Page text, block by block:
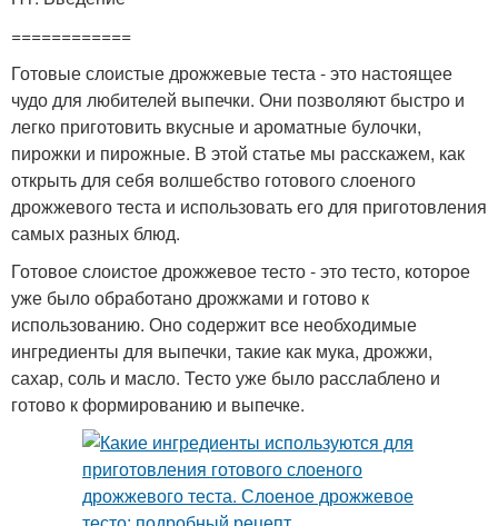
============
Готовые слоистые дрожжевые теста - это настоящее
чудо для любителей выпечки. Они позволяют быстро и
легко приготовить вкусные и ароматные булочки,
пирожки и пирожные. В этой статье мы расскажем, как
открыть для себя волшебство готового слоеного
дрожжевого теста и использовать его для приготовления
самых разных блюд.
Готовое слоистое дрожжевое тесто - это тесто, которое
уже было обработано дрожжами и готово к
использованию. Оно содержит все необходимые
ингредиенты для выпечки, такие как мука, дрожжи,
сахар, соль и масло. Тесто уже было расслаблено и
готово к формированию и выпечке.